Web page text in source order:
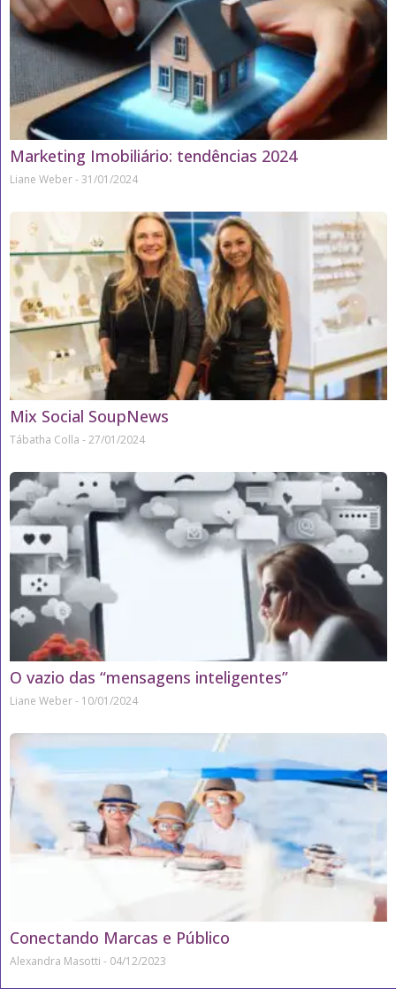
Marketing Imobiliário: tendências 2024
Liane Weber 31/01/2024
Mix Social SoupNews
Tábatha Colla 27/01/2024
O vazio das “mensagens inteligentes”
Liane Weber 10/01/2024
Conectando Marcas e Público
Alexandra Masotti 04/12/2023